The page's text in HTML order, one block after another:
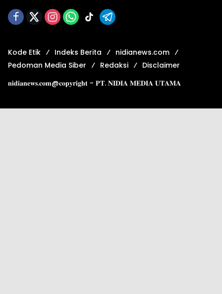
Kode Etik Indeks Berita
nidianews.com
Pedoman Media Siber
Redaksi
Disclaimer
𝐧𝐢𝐝𝐢𝐚𝐧𝐞𝐰𝐬.𝐜𝐨𝐦@𝐜𝐨𝐩𝐲𝐫𝐢𝐠𝐡𝐭 - 𝐏𝐓. 𝐍𝐈𝐃𝐈𝐀 𝐌𝐄𝐃𝐈𝐀 𝐔𝐓𝐀𝐌𝐀